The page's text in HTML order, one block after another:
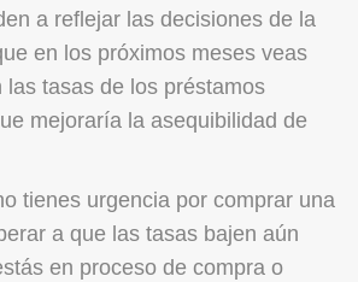
a reflejar las decisiones de la
en los próximos meses veas
las tasas de los préstamos
mejoraría la asequibilidad de
tienes urgencia por comprar una
a que las tasas bajen aún
en proceso de compra o